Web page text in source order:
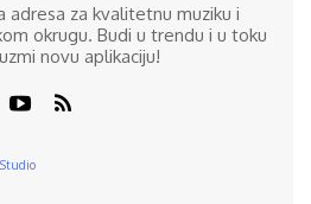
adresa za kvalitetnu muziku i
okrugu. Budi u trendu i u toku
novu aplikaciju!